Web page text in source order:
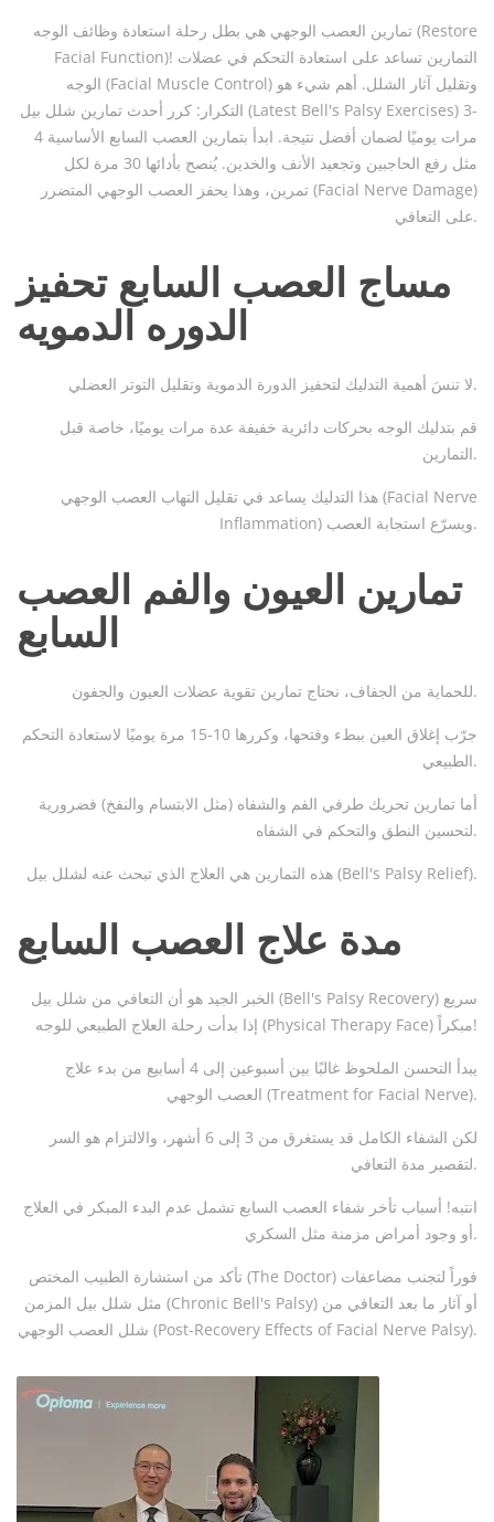
تمارين العصب الوجهي هي بطل رحلة استعادة وظائف الوجه (Restore
Facial Function)! التمارين تساعد على استعادة التحكم في عضلات
الوجه (Facial Muscle Control) وتقليل آثار الشلل. أهم شيء هو
التكرار: كرر أحدث تمارين شلل بيل (Latest Bell's Palsy Exercises) 3-
4 مرات يوميًا لضمان أفضل نتيجة. ابدأ بتمارين العصب السابع الأساسية
مثل رفع الحاجبين وتجعيد الأنف والخدين. يُنصح بأدائها 30 مرة لكل
تمرين، وهذا يحفز العصب الوجهي المتضرر (Facial Nerve Damage)
على التعافي.
مساج العصب السابع تحفيز
الدوره الدمويه
لا تنسَ أهمية التدليك لتحفيز الدورة الدموية وتقليل التوتر العضلي.
قم بتدليك الوجه بحركات دائرية خفيفة عدة مرات يوميًا، خاصة قبل
التمارين.
هذا التدليك يساعد في تقليل التهاب العصب الوجهي (Facial Nerve
Inflammation) ويسرّع استجابة العصب.
تمارين العيون والفم العصب
السابع
للحماية من الجفاف، نحتاج تمارين تقوية عضلات العيون والجفون.
جرّب إغلاق العين ببطء وفتحها، وكررها 10-15 مرة يوميًا لاستعادة التحكم
الطبيعي.
أما تمارين تحريك طرفي الفم والشفاه (مثل الابتسام والنفخ) فضرورية
لتحسين النطق والتحكم في الشفاه.
هذه التمارين هي العلاج الذي تبحث عنه لشلل بيل (Bell's Palsy Relief).
مدة علاج العصب السابع
الخبر الجيد هو أن التعافي من شلل بيل (Bell's Palsy Recovery) سريع
إذا بدأت رحلة العلاج الطبيعي للوجه (Physical Therapy Face) مبكراً!
يبدأ التحسن الملحوظ غالبًا بين أسبوعين إلى 4 أسابيع من بدء علاج
العصب الوجهي (Treatment for Facial Nerve).
لكن الشفاء الكامل قد يستغرق من 3 إلى 6 أشهر، والالتزام هو السر
لتقصير مدة التعافي.
انتبه! أسباب تأخر شفاء العصب السابع تشمل عدم البدء المبكر في العلاج
أو وجود أمراض مزمنة مثل السكري.
تأكد من استشارة الطبيب المختص (The Doctor) فوراً لتجنب مضاعفات
مثل شلل بيل المزمن (Chronic Bell's Palsy) أو آثار ما بعد التعافي من
شلل العصب الوجهي (Post-Recovery Effects of Facial Nerve Palsy).